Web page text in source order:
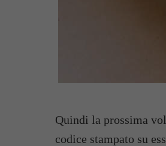
Quindi la prossima
codice stampato su